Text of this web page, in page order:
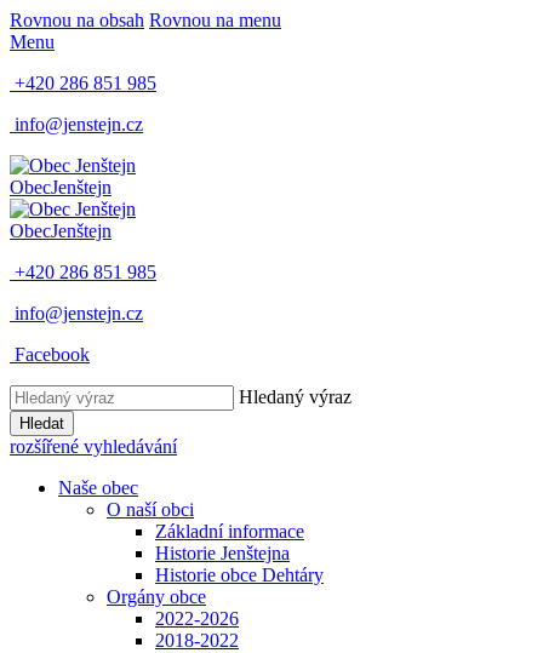
Rovnou na obsah Rovnou na menu
Menu
+420 286 851 985
info@jenstejn.cz
ObecJenštejn
ObecJenštejn
+420 286 851 985
info@jenstejn.cz
Facebook
Hledaný výraz
Hledat
rozšířené vyhledávání
Naše obec
O naší obci
Základní informace
Historie Jenštejna
Historie obce Dehtáry
Orgány obce
2022-2026
2018-2022